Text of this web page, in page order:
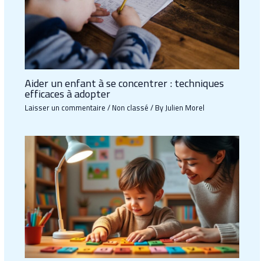
Aider un enfant à se concentrer : techniques
efficaces à adopter
Laisser un commentaire/Non classé/ ByJulien Morel